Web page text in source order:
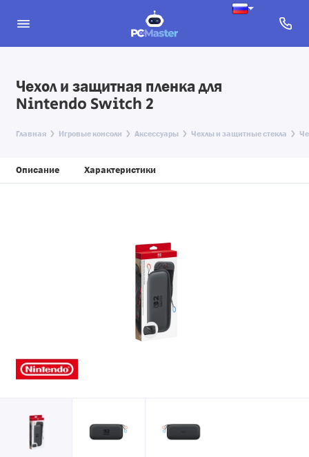
Чехол и защитная пленка для
Nintendo Switch 2
Главная Игровые консоли Аксессуары Чехлы и защитные стекла
Описание Характеристики